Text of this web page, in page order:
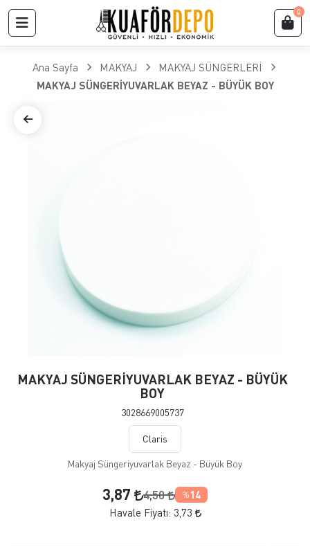
0
Ana Sayfa MAKYAJ
MAKYAJ SÜNGERLERİ
MAKYAJ SÜNGERİYUVARLAK BEYAZ - BÜYÜK BOY
MAKYAJ SÜNGERİYUVARLAK BEYAZ - BÜYÜK
BOY
3028669005737
Claris
Makyaj Süngeriyuvarlak Beyaz - Büyük Boy
3,87 4,50 % 14
Havale Fiyatı: 3,73